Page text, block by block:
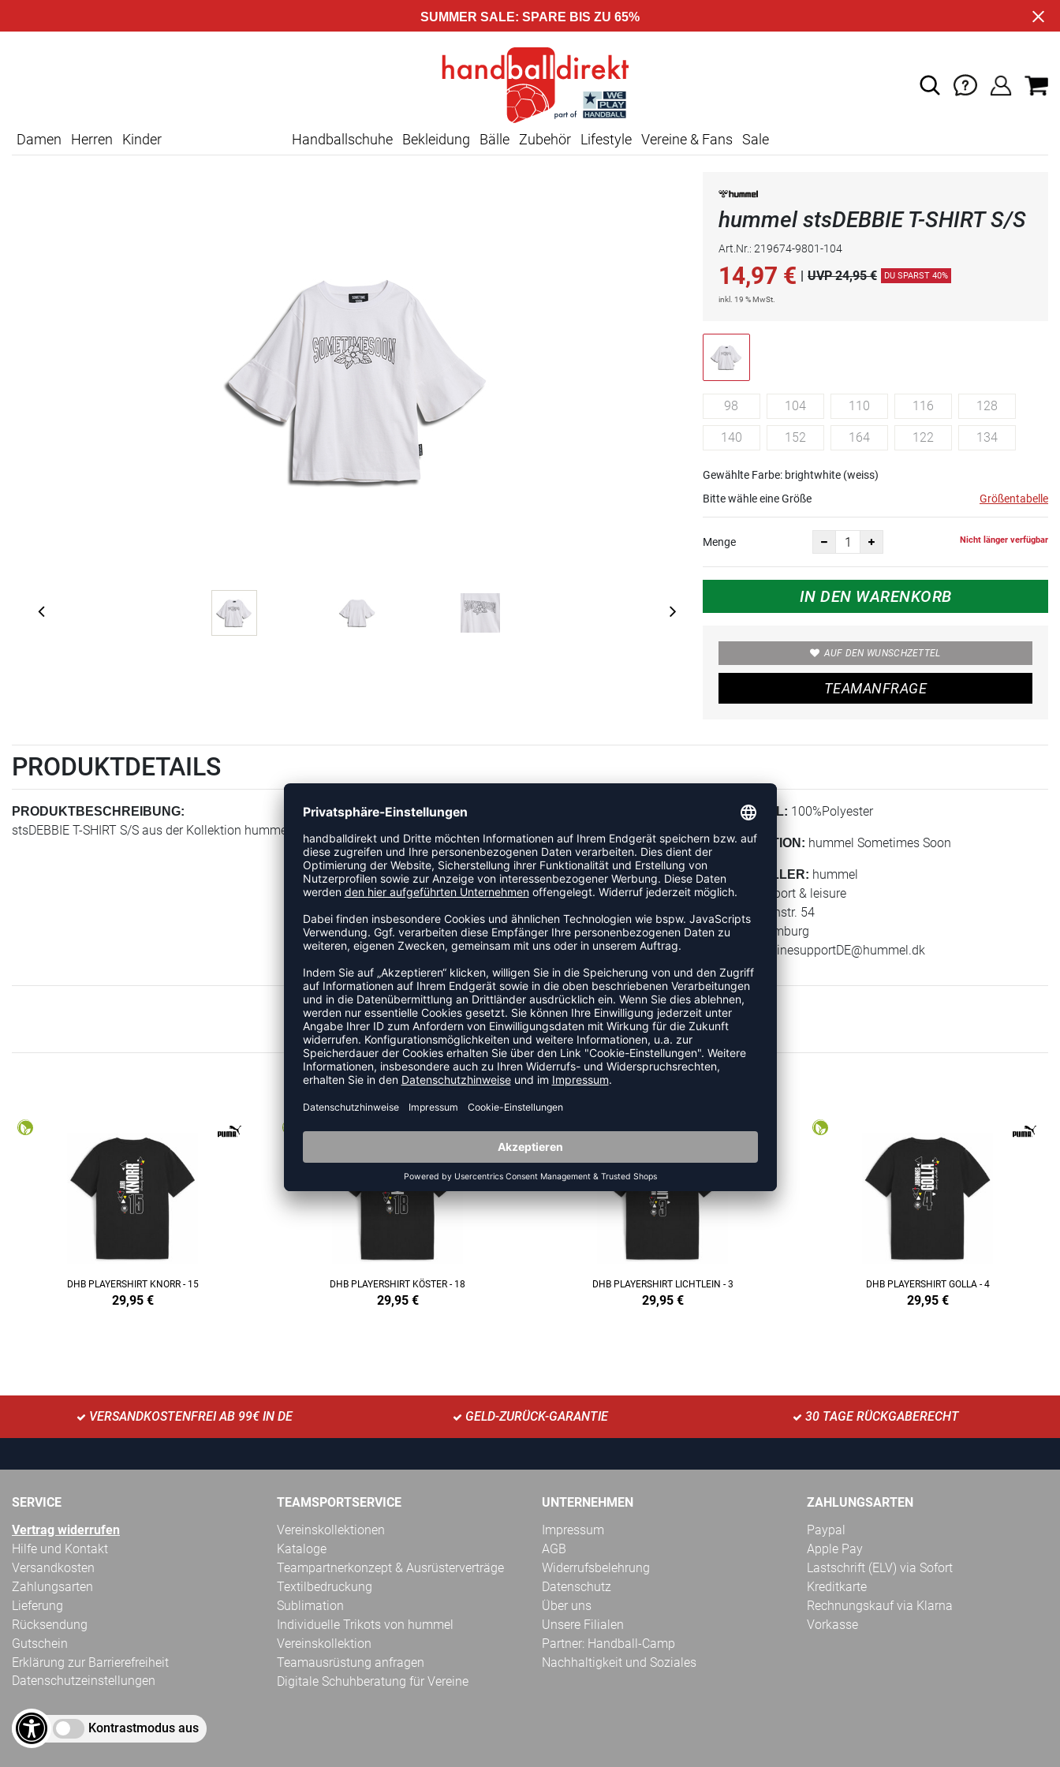
SUMMER SALE: SPARE BIS ZU 65%
Damen Herren Kinder Handballschuhe Bekleidung Bälle Zubehör Lifestyle Vereine & Fans Sale
hummel stsDEBBIE T-SHIRT S/S
Art.Nr.: 219674-9801-104
14,97 € | UVP 24,95 € DU SPARST 40%
inkl. 19 % MwSt.
98 104 110 116 128
140 152 164 122 134
Gewählte Farbe: brightwhite (weiss)
Bitte wähle eine Größe
Größentabelle
Menge Nicht länger verfügbar
IN DEN WARENKORB
AUF DEN WUNSCHZETTEL
TEAMANFRAGE
PRODUKTDETAILS
PRODUKTBESCHREIBUNG:
stsDEBBIE T-SHIRT S/S aus der Kollektion hummel Sometimes Soon.
MATERIAL: 100%Polyester
KOLLEKTION: hummel Sometimes Soon
HERSTELLER: hummel
hummel sport & leisure
Leverkusenstr. 54
22761 Hamburg
onlinesupportDE@hummel.dk
ZULETZT ANGESEHEN
MEHR AUS DER KATEGORIE SHIRTS
DHB PLAYERSHIRT KNORR - 15
29,95 €
DHB PLAYERSHIRT KÖSTER - 18
29,95 €
DHB PLAYERSHIRT LICHTLEIN - 3
29,95 €
DHB PLAYERSHIRT GOLLA - 4
29,95 €
VERSANDKOSTENFREI AB 99€ IN DE GELD-ZURÜCK-GARANTIE 30 TAGE RÜCKGABERECHT
SERVICE
Vertrag widerrufen
Hilfe und Kontakt
Versandkosten
Zahlungsarten
Lieferung
Rücksendung
Gutschein
Erklärung zur Barrierefreiheit
Datenschutzeinstellungen
Kontrastmodus aus
TEAMSPORTSERVICE
Vereinskollektionen
Kataloge
Teampartnerkonzept & Ausrüsterverträge
Textilbedruckung
Sublimation
Individuelle Trikots von hummel
Vereinskollektion
Teamausrüstung anfragen
Digitale Schuhberatung für Vereine
UNTERNEHMEN
Impressum
AGB
Widerrufsbelehrung
Datenschutz
Über uns
Unsere Filialen
Partner: Handball-Camp
Nachhaltigkeit und Soziales
ZAHLUNGSARTEN
Paypal
Apple Pay
Lastschrift (ELV) via Sofort
Kreditkarte
Rechnungskauf via Klarna
Vorkasse